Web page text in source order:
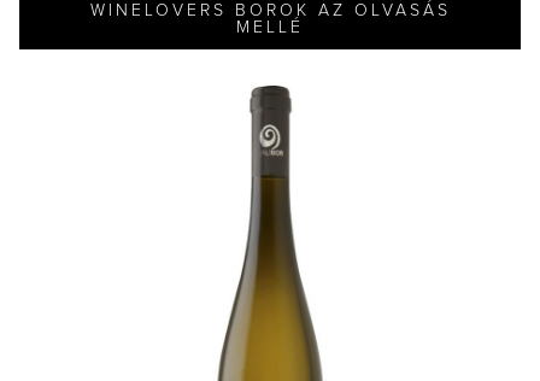
WINELOVERS BOROK AZ OLVASÁS
MELLÉ